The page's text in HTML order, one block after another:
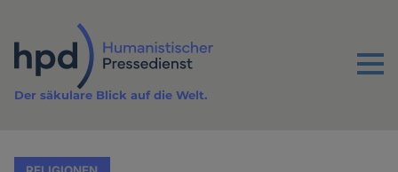
Inhalt
Menu
Der säkulare Blick auf die Welt.